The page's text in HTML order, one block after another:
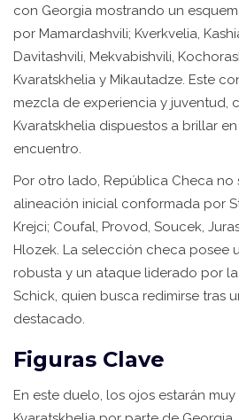
con Georgia mostrando un
por Mamardashvili; Kverkvelia,
Davitashvili, Mekvabishvili,
Kvaratskhelia y Mikautadze. Este
mezcla de experiencia y juventud,
Kvaratskhelia dispuestos a brillar
encuentro.
Por otro lado, República Checa no
alineación inicial conformada por
Krejci; Coufal, Provod, Soucek,
Hlozek. La selección checa posee
robusta y un ataque liderado por
Schick, quien busca redimirse tras
destacado.
Figuras Clave
En este duelo, los ojos estarán